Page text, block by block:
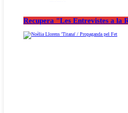
Recupera "Les Entrevistes a la